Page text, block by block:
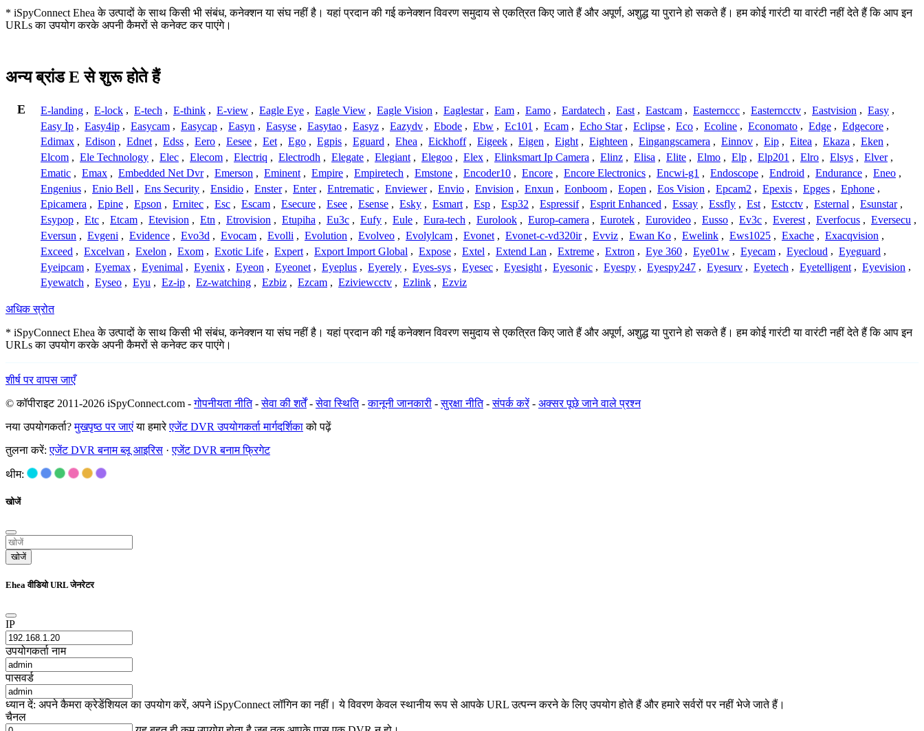
* iSpyConnect Ehea के उत्पादों के साथ किसी भी संबंध, कनेक्शन या संघ नहीं है। यहां प्रदान की गई कनेक्शन विवरण समुदाय से एकत्रित किए जाते हैं और अपूर्ण, अशुद्ध या पुराने हो सकते हैं। हम कोई गारंटी या वारंटी नहीं देते हैं कि आप इन
URLs का उपयोग करके अपनी कैमरों से कनेक्ट कर पाएंगे।
अन्य ब्रांड E से शुरू होते हैं
E E-landing , E-lock , E-tech , E-think , E-view , Eagle Eye , Eagle View , Eagle Vision , Eaglestar , Eam , Eamo , Eardatech , East , Eastcam , Easternccc , Easterncctv , Eastvision , Easy ,
Easy Ip , Easy4ip , Easycam , Easycap , Easyn , Easyse , Easytao , Easyz , Eazydv , Ebode , Ebw , Ec101 , Ecam , Echo Star , Eclipse , Eco , Ecoline , Economato , Edge , Edgecore ,
Edimax , Edison , Ednet , Edss , Eero , Eesee , Eet , Ego , Egpis , Eguard , Ehea , Eickhoff , Eigeek , Eigen , Eight , Eighteen , Eingangscamera , Einnov , Eip , Eitea , Ekaza , Eken ,
Elcom , Ele Technology , Elec , Elecom , Electriq , Electrodh , Elegate , Elegiant , Elegoo , Elex , Elinksmart Ip Camera , Elinz , Elisa , Elite , Elmo , Elp , Elp201 , Elro , Elsys , Elver ,
Ematic , Emax , Embedded Net Dvr , Emerson , Eminent , Empire , Empiretech , Emstone , Encoder10 , Encore , Encore Electronics , Encwi-g1 , Endoscope , Endroid , Endurance , Eneo ,
Engenius , Enio Bell , Ens Security , Ensidio , Enster , Enter , Entrematic , Enviewer , Envio , Envision , Enxun , Eonboom , Eopen , Eos Vision , Epcam2 , Epexis , Epges , Ephone ,
Epicamera , Epine , Epson , Ernitec , Esc , Escam , Esecure , Esee , Esense , Esky , Esmart , Esp , Esp32 , Espressif , Esprit Enhanced , Essay , Essfly , Est , Estcctv , Esternal , Esunstar ,
Esypop , Etc , Etcam , Etevision , Etn , Etrovision , Etupiha , Eu3c , Eufy , Eule , Eura-tech , Eurolook , Europ-camera , Eurotek , Eurovideo , Eusso , Ev3c , Everest , Everfocus , Eversecu ,
Eversun , Evgeni , Evidence , Evo3d , Evocam , Evolli , Evolution , Evolveo , Evolylcam , Evonet , Evonet-c-vd320ir , Evviz , Ewan Ko , Ewelink , Ews1025 , Exache , Exacqvision ,
Exceed , Excelvan , Exelon , Exom , Exotic Life , Expert , Export Import Global , Expose , Extel , Extend Lan , Extreme , Extron , Eye 360 , Eye01w , Eyecam , Eyecloud , Eyeguard ,
Eyeipcam , Eyemax , Eyenimal , Eyenix , Eyeon , Eyeonet , Eyeplus , Eyerely , Eyes-sys , Eyesec , Eyesight , Eyesonic , Eyespy , Eyespy247 , Eyesurv , Eyetech , Eyetelligent , Eyevision ,
Eyewatch , Eyseo , Eyu , Ez-ip , Ez-watching , Ezbiz , Ezcam , Eziviewcctv , Ezlink , Ezviz
अधिक स्रोत
* iSpyConnect Ehea के उत्पादों के साथ किसी भी संबंध, कनेक्शन या संघ नहीं है। यहां प्रदान की गई कनेक्शन विवरण समुदाय से एकत्रित किए जाते हैं और अपूर्ण, अशुद्ध या पुराने हो सकते हैं। हम कोई गारंटी या वारंटी नहीं देते हैं कि आप इन
URLs का उपयोग करके अपनी कैमरों से कनेक्ट कर पाएंगे।
शीर्ष पर वापस जाएँ
© कॉपीराइट 2011-2026 iSpyConnect.com -गोपनीयता नीति-सेवा की शर्तें-सेवा स्थिति-कानूनी जानकारी -सुरक्षा नीति-संपर्क करें- अक्सर पूछे जाने वाले प्रश्न
नया उपयोगकर्ता?मुखपृष्ठ पर जाएंया हमारेएजेंट DVR उपयोगकर्ता मार्गदर्शिकाको पढ़ें
तुलना करें:एजेंट DVR बनाम ब्लू आइरिस ·एजेंट DVR बनाम फ्रिगेट
थीम:
खोजें
खोजें
Ehea वीडियो URL जेनरेटर
IP
उपयोगकर्ता नाम
पासवर्ड
ध्यान दें: अपने कैमरा क्रेडेंशियल का उपयोग करें, अपने iSpyConnect लॉगिन का नहीं। ये विवरण केवल स्थानीय रूप से आपके URL उत्पन्न करने के लिए उपयोग होते हैं और हमारे सर्वरों पर नहीं भेजे जाते हैं।
चैनल